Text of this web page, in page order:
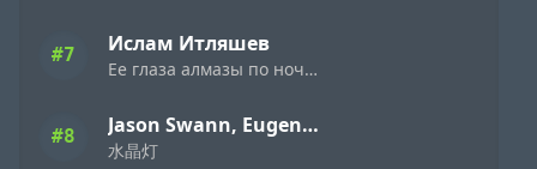
#7 Ислам Итляшев
Ее глаза алмазы по ночному городу
#8 Jason Swann, Eugene Demuckiy feat. Xiaoqian
水晶灯